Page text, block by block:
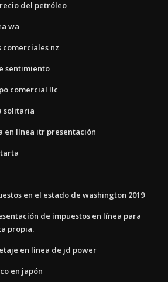
del petróleo
wa
comerciales nz
sentimiento
comercial llc
solitaria
en línea itr presentación
en el estado de washington 2019
de impuestos en línea para
propia.
en línea de jd power
en japón